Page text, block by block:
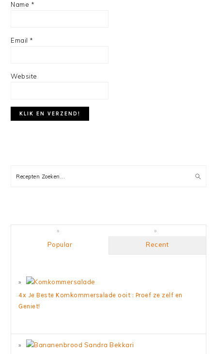
Name *
Email *
Website
SIDEBAR
Recepten
Popular Recent
4x Je Beste Komkommersalade ooit : Proef ze zelf en
Geniet!